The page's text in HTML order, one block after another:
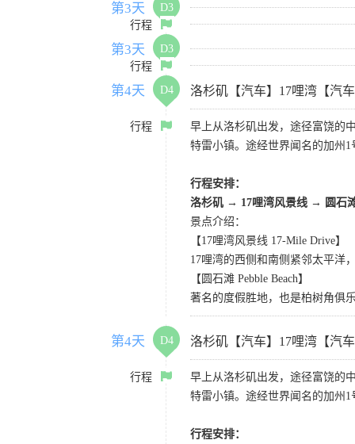
第3天
D3
行程
第3天
D3
行程
第4天 D4 洛杉矶【汽车】17哩湾【汽
行程
早上从洛杉矶出发，途径富饶的
特雷小镇。途经世界闻名的加州
行程安排：
洛杉矶 → 17哩湾风景线 → 圆石
景点介绍：
【17哩湾风景线 17-Mile Drive】
17哩湾的西侧和南侧紧邻太平洋
【圆石滩 Pebble Beach】
著名的度假胜地，也是柏树角俱
第4天 D4 洛杉矶【汽车】17哩湾【汽
行程
早上从洛杉矶出发，途径富饶的
特雷小镇。途经世界闻名的加州
行程安排：